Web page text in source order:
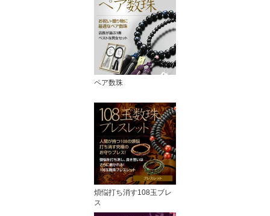
ペア数珠
煩悩打ち消す108玉ブレ
ス